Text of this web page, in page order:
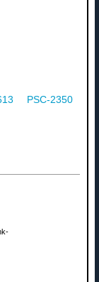
PSC-2350